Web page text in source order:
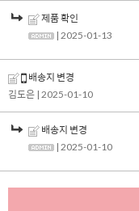
제품 확인
| 2025-01-13
배송지 변경
김도은 | 2025-01-10
배송지 변경
| 2025-01-10